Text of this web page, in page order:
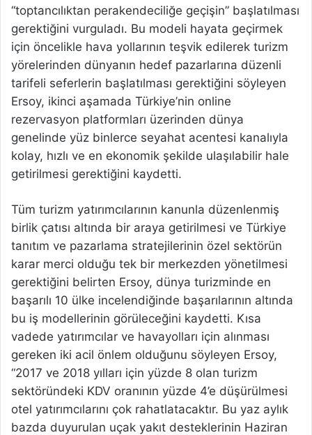
“toptancılıktan perakendeciliğe geçişin” başlatılması
gerektiğini vurguladı. Bu modeli hayata geçirmek
için öncelikle hava yollarının teşvik edilerek turizm
yörelerinden dünyanın hedef pazarlarına düzenli
tarifeli seferlerin başlatılması gerektiğini söyleyen
Ersoy, ikinci aşamada Türkiye’nin online
rezervasyon platformları üzerinden dünya
genelinde yüz binlerce seyahat acentesi kanalıyla
kolay, hızlı ve en ekonomik şekilde ulaşılabilir hale
getirilmesi gerektiğini kaydetti.
Tüm turizm yatırımcılarının kanunla düzenlenmiş
birlik çatısı altında bir araya getirilmesi ve Türkiye
tanıtım ve pazarlama stratejilerinin özel sektörün
karar merci olduğu tek bir merkezden yönetilmesi
gerektiğini belirten Ersoy, dünya turizminde en
başarılı 10 ülke incelendiğinde başarılarının altında
bu iş modellerinin görüleceğini kaydetti. Kısa
vadede yatırımcılar ve havayolları için alınması
gereken iki acil önlem olduğunu söyleyen Ersoy,
“2017 ve 2018 yılları için yüzde 8 olan turizm
sektöründeki KDV oranının yüzde 4’e düşürülmesi
otel yatırımcılarını çok rahatlatacaktır. Bu yaz aylık
bazda duyurulan uçak yakıt desteklerinin Haziran